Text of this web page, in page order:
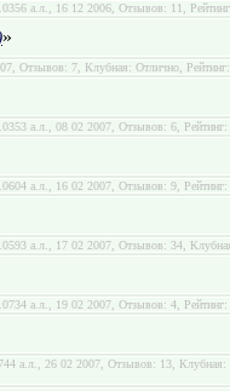
а.л., 16 12 2006, Отзывов: 11,
»
Отзывов: 7, Клубная: Отлично, Рейтинг:
а.л., 08 02 2007, Отзывов: 6, Рейтинг:
а.л., 16 02 2007, Отзывов: 9, Рейтинг:
а.л., 17 02 2007, Отзывов: 34,
а.л., 19 02 2007, Отзывов: 4, Рейтинг:
а.л., 26 02 2007, Отзывов: 13, Клубная: